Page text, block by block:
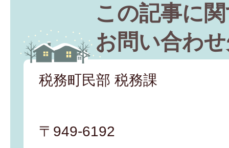
この記事に
お問い合わ
税務町民部 税務課
〒949-6192